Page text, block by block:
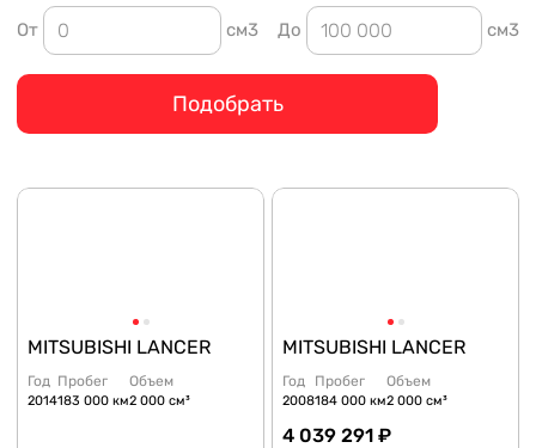
От см3 До см3
Подобрать
MITSUBISHI LANCER
Год
2014
Пробег
183 000 км
Объем
2 000 см³
MITSUBISHI LANCER
Год
2008
Пробег
184 000 км
Объем
2 000 см³
4 039 291 ₽